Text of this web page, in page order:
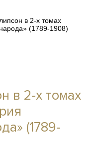
в 2-х томах
(1789-1908)
в 2-х томах
(1789-